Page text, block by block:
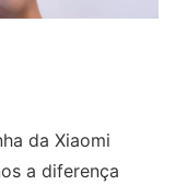
da Xiaomi
a diferença